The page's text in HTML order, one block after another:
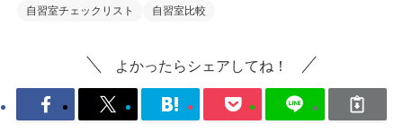
自習室チェックリスト
自習室比較
よかったらシェアしてね！